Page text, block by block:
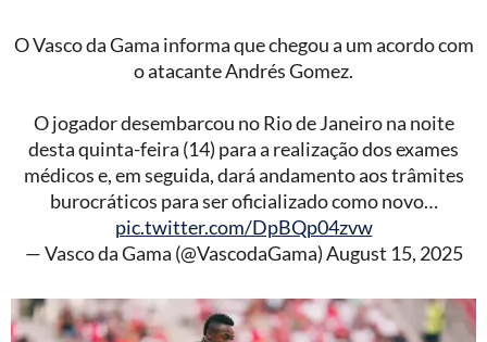
O Vasco da Gama informa que chegou a um acordo com
o atacante Andrés Gomez.
O jogador desembarcou no Rio de Janeiro na noite
desta quinta-feira (14) para a realização dos exames
médicos e, em seguida, dará andamento aos trâmites
burocráticos para ser oficializado como novo…
pic.twitter.com/DpBQp04zvw
— Vasco da Gama (@VascodaGama)August 15, 2025